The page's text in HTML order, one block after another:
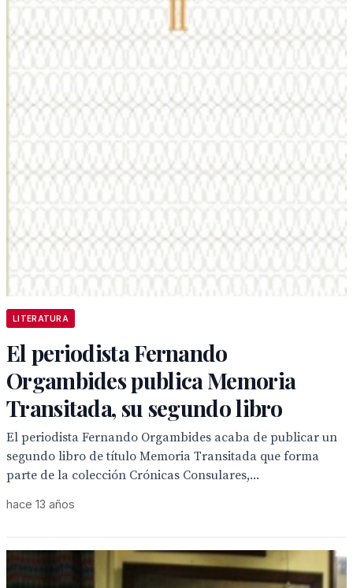
LITERATURA
El periodista Fernando
Orgambides publica Memoria
Transitada, su segundo libro
El periodista Fernando Orgambides acaba de publicar un
segundo libro de título Memoria Transitada que forma
parte de la colección Crónicas Consulares,...
hace 13 años